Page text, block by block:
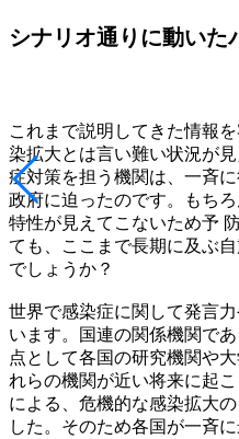
シナリオ通りに動いた
これまで説明してきた情報
染拡大とは言い難い状況が
症対策を担う機関は、一斉
政府に迫ったのです。もち
特性が見えてこないため予
ても、ここまで長期に及ぶ
でしょうか？
世界で感染症に関して発言
います。国連の関係機関で
点として各国の研究機関や
れらの機関が近い将来に起
による、危機的な感染拡大
した。そのため各国が一斉